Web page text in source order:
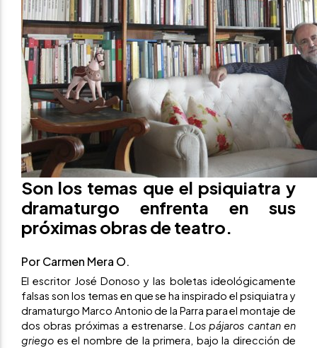
Son los temas que el psiquiatra y
dramaturgo enfrenta en sus
próximas obras de teatro.
Por Carmen Mera O.
El escritor José Donoso y las boletas ideológicamente
falsas son los temas en que se ha inspirado el psiquiatra y
dramaturgo Marco Antonio de la Parra para el montaje de
dos obras próximas a estrenarse. Los pájaros cantan en
griego es el nombre de la primera, bajo la dirección de